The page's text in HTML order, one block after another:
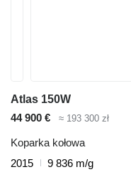
Atlas 150W
44 900 €
≈ 193 300 zł
Koparka kołowa
2015
9 836 m/g